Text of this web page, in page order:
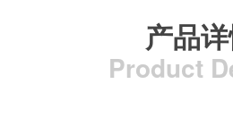
产品
Product